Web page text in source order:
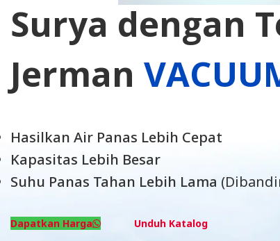
Surya dengan
Jerman
Hasilkan Air Panas Lebih Cepat
Kapasitas Lebih Besar
Suhu Panas Tahan Lebih Lama
Dapatkan Harga Unduh Katalog